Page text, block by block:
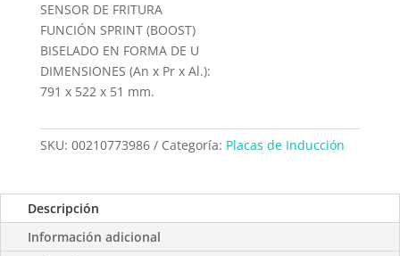
SENSOR DE FRITURA
FUNCIÓN SPRINT (BOOST)
BISELADO EN FORMA DE U
DIMENSIONES (An x Pr x Al.):
791 x 522 x 51 mm.
SKU: 00210773986 Categoría: Placas de Inducción
Descripción
Información adicional